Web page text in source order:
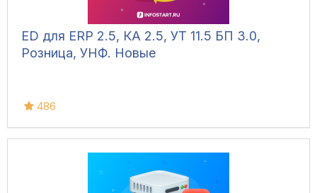
ED для ERP 2.5, КА 2.5, УТ 11.5 БП 3.0,
Розница, УНФ. Новые
486